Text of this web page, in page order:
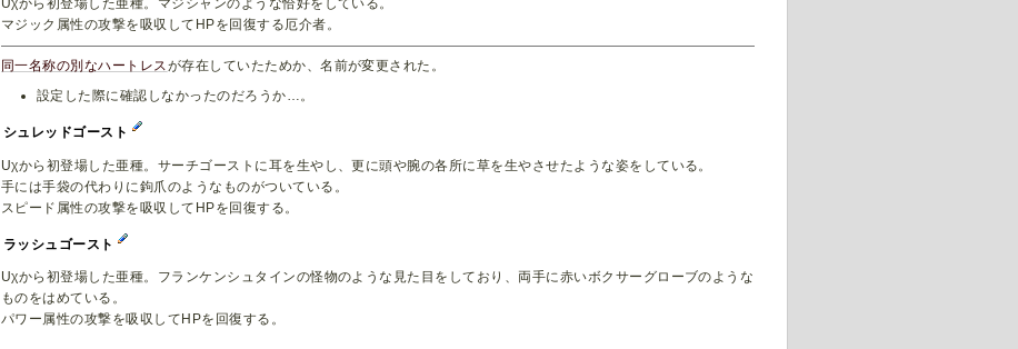
Uχから初登場した亜種。マジシャンのような恰好をしている。
マジック属性の攻撃を吸収してHPを回復する厄介者。
同一名称の別なハートレスが存在していたためか、名前が変更された。
設定した際に確認しなかったのだろうか…。
シュレッドゴースト
Uχから初登場した亜種。サーチゴーストに耳を生やし、更に頭や腕の各所に草を生やさせたような姿をしている。
手には手袋の代わりに鉤爪のようなものがついている。
スピード属性の攻撃を吸収してHPを回復する。
ラッシュゴースト
Uχから初登場した亜種。フランケンシュタインの怪物のような見た目をしており、両手に赤いボクサーグローブのような
ものをはめている。
パワー属性の攻撃を吸収してHPを回復する。